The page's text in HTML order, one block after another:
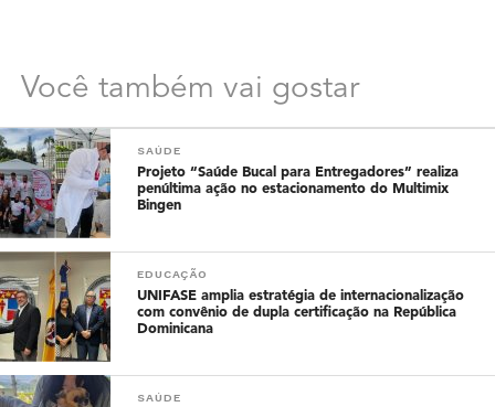
Você também vai gostar
SAÚDE
Projeto “Saúde Bucal para Entregadores” realiza
penúltima ação no estacionamento do Multimix
Bingen
EDUCAÇÃO
UNIFASE amplia estratégia de internacionalização
com convênio de dupla certificação na República
Dominicana
SAÚDE